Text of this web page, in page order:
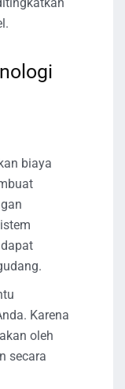
biaya
Karena
oleh
secara